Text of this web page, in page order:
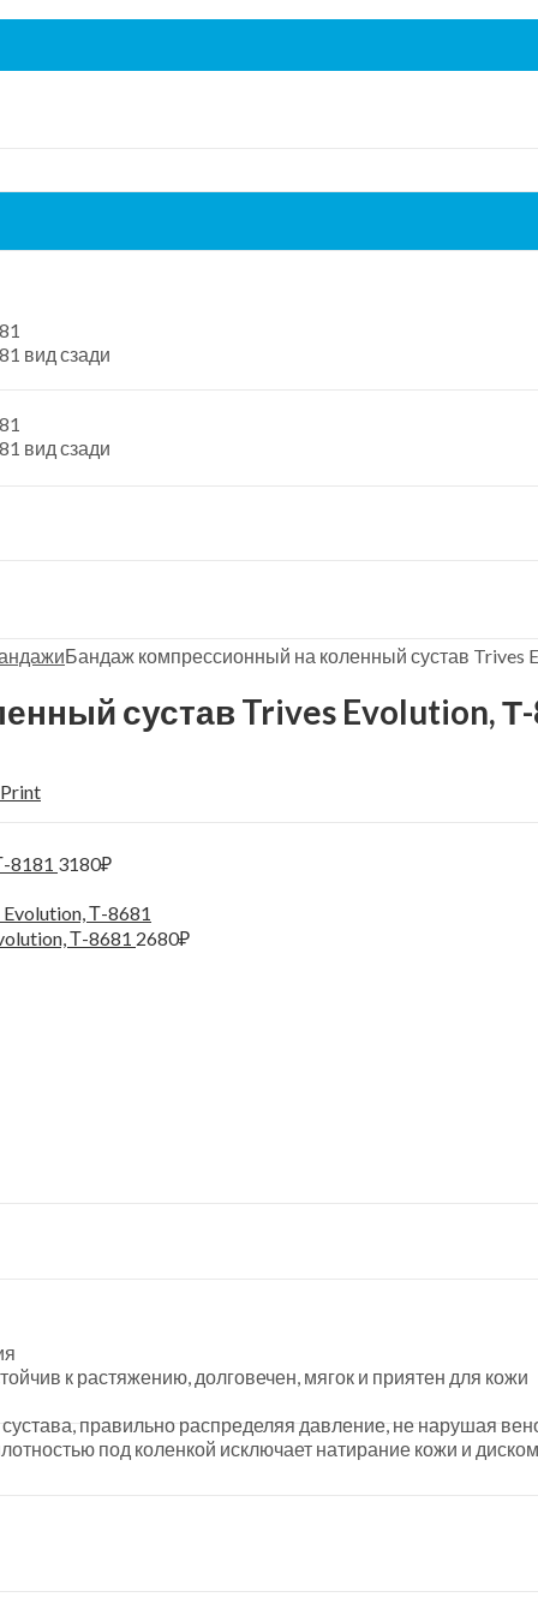
Бандаж компрессионный на коленный сустав Trives
сустав Trives Evolution,
Print
8181 3180₽
Т-8681 2680₽
к растяжению, долговечен, мягок и приятен для кожи
правильно распределяя давление, не нарушая
под коленкой исключает натирание кожи и